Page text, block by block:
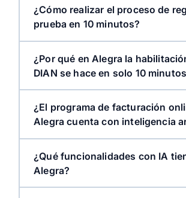
¿Cómo realizar el proceso de
prueba en 10 minutos?
¿Por qué en Alegra la
DIAN se hace en solo 10
¿El programa de facturación
Alegra cuenta con inteligencia
¿Qué funcionalidades con IA
Alegra?